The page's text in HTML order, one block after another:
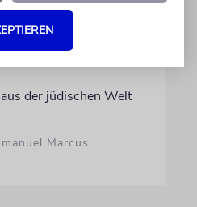
der jüdischen Welt
Marcus